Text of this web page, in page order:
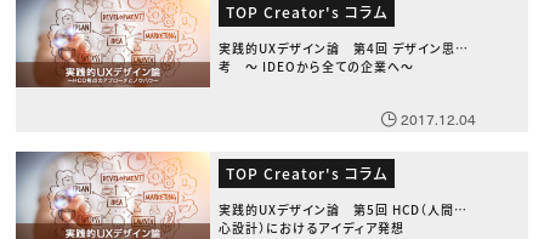
TOP Creator's コラム
実践的UXデザイン論 第4回 デザイン思
考 〜 IDEOから全ての企業へ〜
2017.12.04
TOP Creator's コラム
実践的UXデザイン論 第5回 HCD（人間中
心設計）におけるアイディア発想